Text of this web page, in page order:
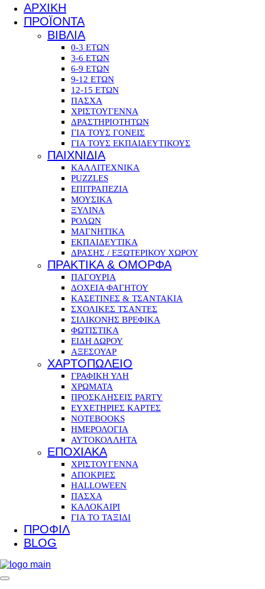
ΑΡΧΙΚΗ
ΠΡΟΪΟΝΤΑ
ΒΙΒΛΙΑ
0-3 ΕΤΩΝ
3-6 ΕΤΩΝ
6-9 ΕΤΩΝ
9-12 ΕΤΩΝ
12-15 ΕΤΩΝ
ΠΑΣΧΑ
ΧΡΙΣΤΟΥΓΕΝΝΑ
ΔΡΑΣΤΗΡΙΟΤΗΤΩΝ
ΓΙΑ ΤΟΥΣ ΓΟΝΕΙΣ
ΓΙΑ ΤΟΥΣ ΕΚΠΑΙΔΕΥΤΙΚΟΥΣ
ΠΑΙΧΝΙΔΙΑ
ΚΑΛΛΙΤΕΧΝΙΚΑ
PUZZLES
ΕΠΙΤΡΑΠΕΖΙΑ
ΜΟΥΣΙΚΑ
ΞΥΛΙΝΑ
ΡΟΛΩΝ
ΜΑΓΝΗΤΙΚΑ
ΕΚΠΑΙΔΕΥΤΙΚΑ
ΔΡΑΣΗΣ / ΕΞΩΤΕΡΙΚΟΥ ΧΩΡΟΥ
ΠΡΑΚΤΙΚΑ & ΟΜΟΡΦΑ
ΠΑΓΟΥΡΙΑ
ΔΟΧΕΙΑ ΦΑΓΗΤΟΥ
ΚΑΣΕΤΙΝΕΣ & ΤΣΑΝΤΑΚΙΑ
ΣΧΟΛΙΚΕΣ ΤΣΑΝΤΕΣ
ΣΙΛΙΚΟΝΗΣ ΒΡΕΦΙΚΑ
ΦΩΤΙΣΤΙΚΑ
ΕΙΔΗ ΔΩΡΟΥ
ΑΞΕΣΟΥΑΡ
ΧΑΡΤΟΠΩΛΕΙΟ
ΓΡΑΦΙΚΗ ΥΛΗ
ΧΡΩΜΑΤΑ
ΠΡΟΣΚΛΗΣΕΙΣ PARTY
ΕΥΧΕΤΗΡΙΕΣ ΚΑΡΤΕΣ
NOTEBOOKS
ΗΜΕΡΟΛΟΓΙΑ
ΑΥΤΟΚΟΛΛΗΤΑ
ΕΠΟΧΙΑΚΑ
ΧΡΙΣΤΟΥΓΕΝΝΑ
ΑΠΟΚΡΙΕΣ
HALLOWEEN
ΠΑΣΧΑ
ΚΑΛΟΚΑΙΡΙ
ΓΙΑ ΤΟ ΤΑΞΙΔΙ
ΠΡΟΦΙΛ
BLOG